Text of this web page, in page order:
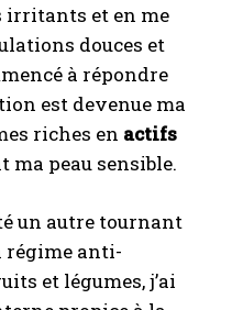
irritants et en me
douces et
à répondre
est devenue ma
riches en actifs
ma peau sensible.
un autre tournant
régime anti-
et légumes, j’ai